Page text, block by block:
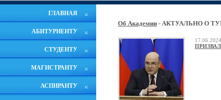
ГЛАВНАЯ
АБИТУРИЕНТУ
СТУДЕНТУ
МАГИСТРАНТУ
АСПИРАНТУ
Об Академии - АКТУАЛЬНО О